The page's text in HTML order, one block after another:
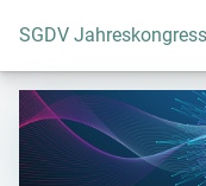
Zur Startseite
SGDV